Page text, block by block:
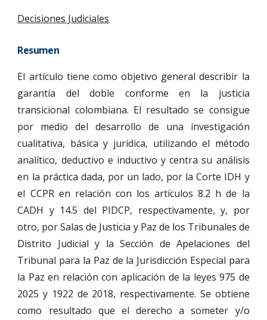
Decisiones Judiciales
Resumen
El artículo tiene como objetivo general describir la
garantía del doble conforme en la justicia
transicional colombiana. El resultado se consigue
por medio del desarrollo de una investigación
cualitativa, básica y jurídica, utilizando el método
analítico, deductivo e inductivo y centra su análisis
en la práctica dada, por un lado, por la Corte IDH y
el CCPR en relación con los artículos 8.2 h de la
CADH y 14.5 del PIDCP, respectivamente, y, por
otro, por Salas de Justicia y Paz de los Tribunales de
Distrito Judicial y la Sección de Apelaciones del
Tribunal para la Paz de la Jurisdicción Especial para
la Paz en relación con aplicación de la leyes 975 de
2025 y 1922 de 2018, respectivamente. Se obtiene
como resultado que el derecho a someter y/o